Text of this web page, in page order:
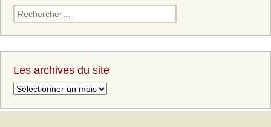
Les archives du site